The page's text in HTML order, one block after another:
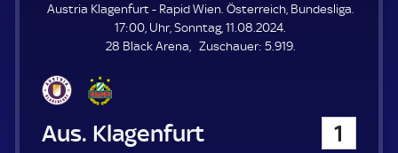
E
L
E
N
Austria Klagenfurt - Rapid Wien. Österreich, Bundesliga.
17:00, Uhr, Sonntag, 11.08.2024.
28 Black Arena
Zuschauer: Z
5.919.
Austria Klagenfurt 1